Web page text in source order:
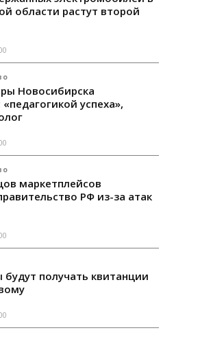
области растут второй
Новосибирска
успеха»,
маркетплейсов
РФ из-за атак
получать квитанции